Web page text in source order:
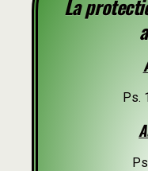
La
Ps.